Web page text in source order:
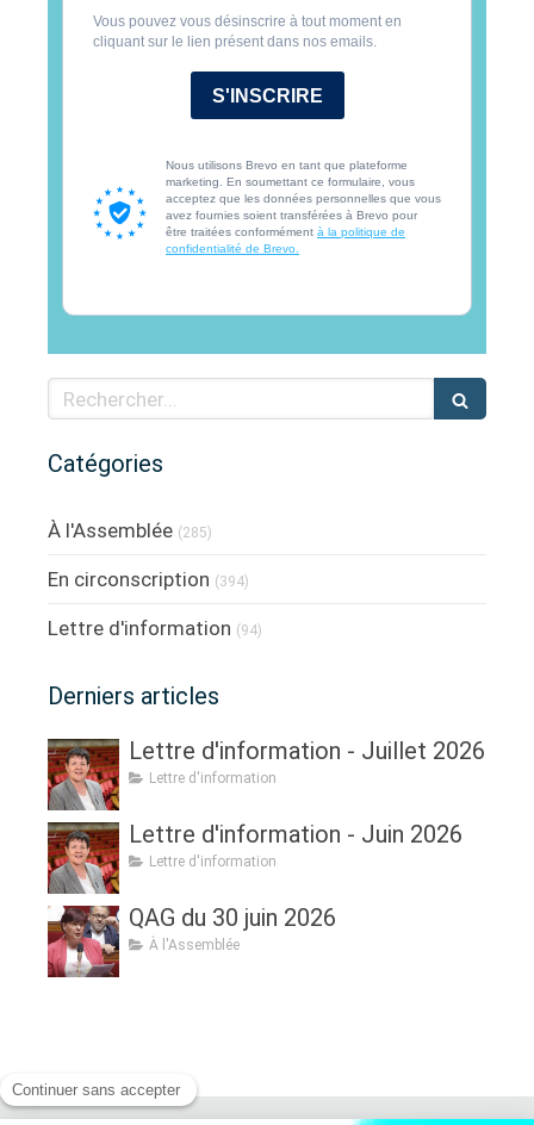
Vous pouvez vous désinscrire à tout moment en
cliquant sur le lien présent dans nos emails.
S'INSCRIRE
Nous utilisons Brevo en tant que plateforme
marketing. En soumettant ce formulaire, vous
acceptez que les données personnelles que vous
avez fournies soient transférées à Brevo pour
être traitées conformément à la politique de
confidentialité de Brevo.
Rechercher
Catégories
À l'Assemblée (285)
En circonscription (394)
Lettre d'information (94)
Derniers articles
Lettre d'information - Juillet 2026
Lettre d'information
Lettre d'information - Juin 2026
Lettre d'information
QAG du 30 juin 2026
À l'Assemblée